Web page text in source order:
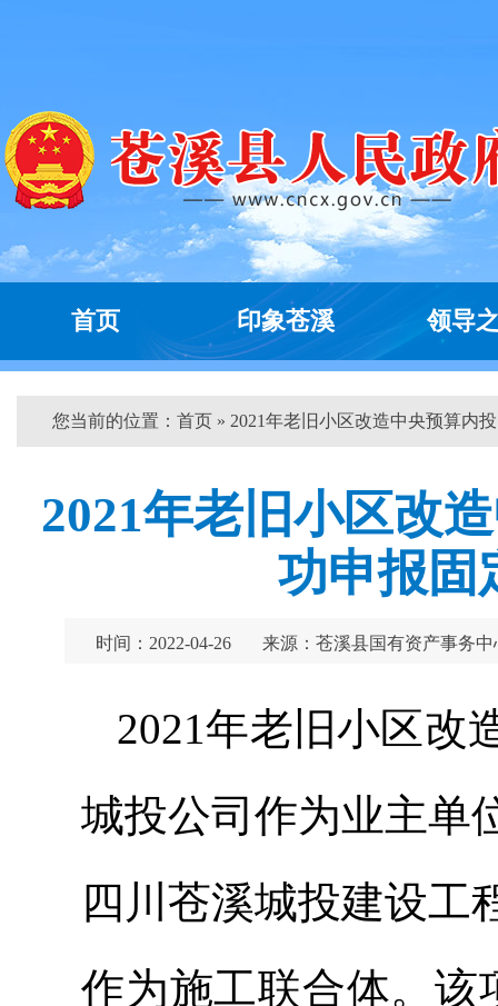
首页 印象苍溪 领导
您当前的位置： 首页 » 2021年老旧小区改造中央预算内
2021年老旧小区改
功申报固
时间：2022-04-26 来源：苍溪县国有资产事务中
2021年老旧小区改
城投公司作为业主单
四川苍溪城投建设工
作为施工联合体。该